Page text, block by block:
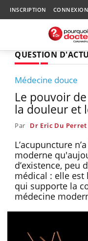
INSCRIPTION CONNEXION
QUESTION D'ACTU
Médecine douce
Le pouvoir
la douleur et
Par Dr Eric Du Perret
L’acupuncture
moderne
d’existence, peu
médical : elle est
qui supporte la
médecine